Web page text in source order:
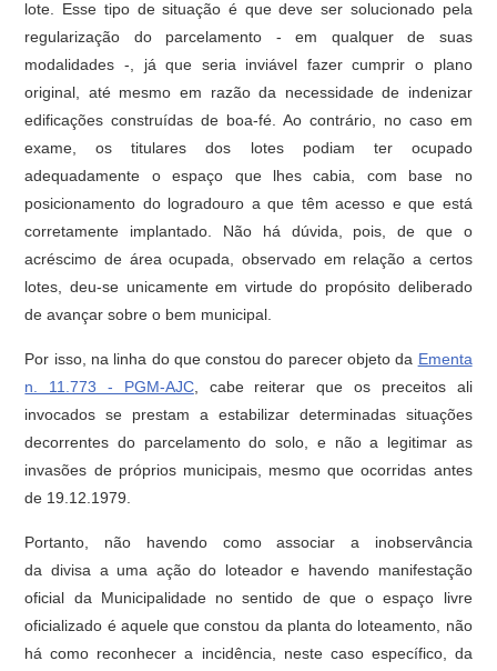
lote. Esse tipo de situação é que deve ser solucionado pela
regularização do parcelamento - em qualquer de suas
modalidades -, já que seria inviável fazer cumprir o plano
original, até mesmo em razão da necessidade de indenizar
edificações construídas de boa-fé. Ao contrário, no caso em
exame, os titulares dos lotes podiam ter ocupado
adequadamente o espaço que lhes cabia, com base no
posicionamento do logradouro a que têm acesso e que está
corretamente implantado. Não há dúvida, pois, de que o
acréscimo de área ocupada, observado em relação a certos
lotes, deu-se unicamente em virtude do propósito deliberado
de avançar sobre o bem municipal.
Por isso, na linha do que constou do parecer objeto da Ementa
n. 11.773 - PGM-AJC, cabe reiterar que os preceitos ali
invocados se prestam a estabilizar determinadas situações
decorrentes do parcelamento do solo, e não a legitimar as
invasões de próprios municipais, mesmo que ocorridas antes
de 19.12.1979.
Portanto, não havendo como associar a inobservância
da divisa a uma ação do loteador e havendo manifestação
oficial da Municipalidade no sentido de que o espaço livre
oficializado é aquele que constou da planta do loteamento, não
há como reconhecer a incidência, neste caso específico, da